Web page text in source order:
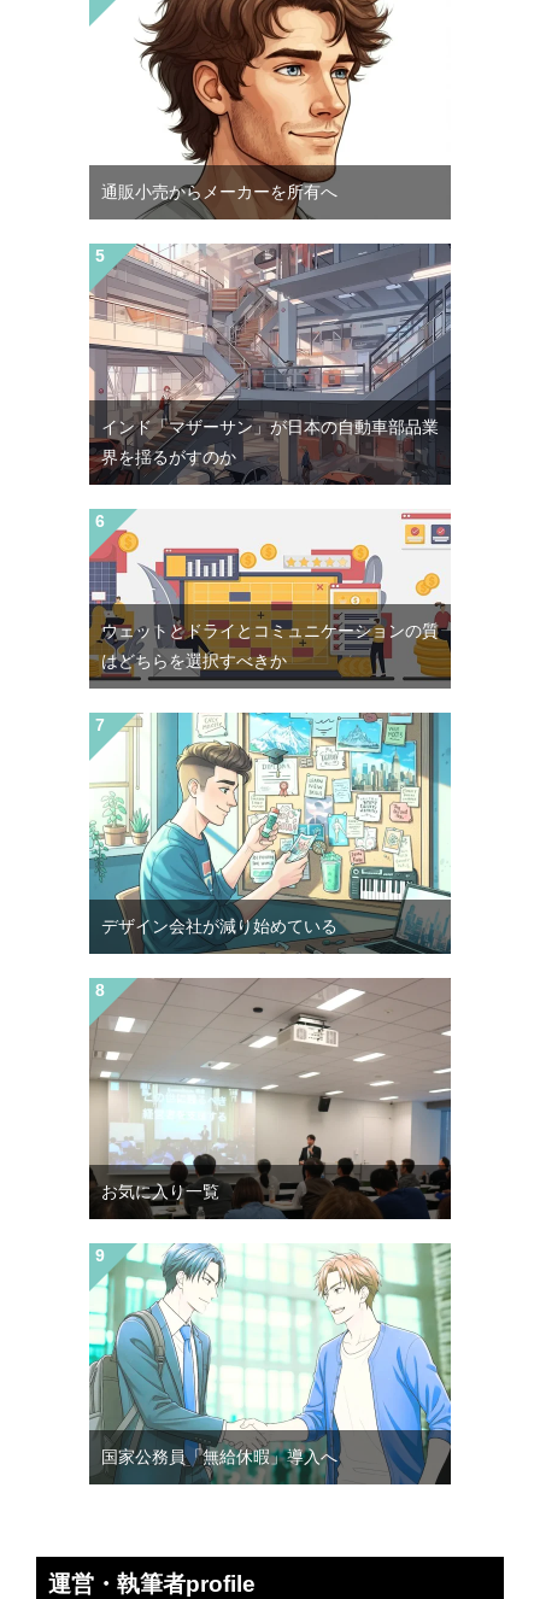
通販小売からメーカーを所有へ
インド「マザーサン」が日本の自動車部品業
界を揺るがすのか
ウェットとドライとコミュニケーションの質
はどちらを選択すべきか
デザイン会社が減り始めている
お気に入り一覧
国家公務員「無給休暇」導入へ
運営・執筆者profile